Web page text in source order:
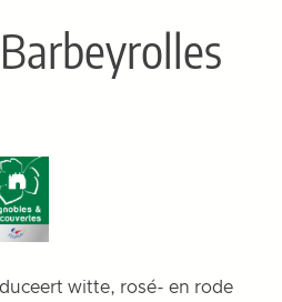
witte, rosé- en rode